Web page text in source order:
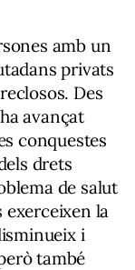
amb un
privats
Des
avançat
conquestes
drets
de salut
exerceixen la
i
també